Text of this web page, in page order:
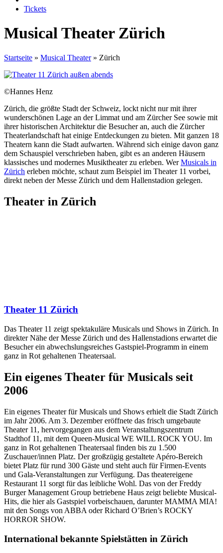
Tickets
Musical Theater Zürich
Startseite » Musical Theater» Zürich
©Hannes Henz
Zürich, die größte Stadt der Schweiz, lockt nicht nur mit ihrer
wunderschönen Lage an der Limmat und am Zürcher See sowie mit
ihrer historischen Architektur die Besucher an, auch die Zürcher
Theaterlandschaft hat einige Entdeckungen zu bieten. Mit ganzen 18
Theatern kann die Stadt aufwarten. Während sich einige davon ganz
dem Schauspiel verschrieben haben, gibt es an anderen Häusern
klassisches und modernes Musiktheater zu erleben. WerMusicals in
Zürich erleben möchte, schaut zum Beispiel im Theater 11 vorbei,
direkt neben der Messe Zürich und dem Hallenstadion gelegen.
Theater in Zürich
Theater 11 Zürich
Das Theater 11 zeigt spektakuläre Musicals und Shows in Zürich. In
direkter Nähe der Messe Zürich und des Hallenstadions erwartet die
Besucher ein abwechslungsreiches Gastspiel-Programm in einem
ganz in Rot gehaltenen Theatersaal.
Ein eigenes Theater für Musicals seit
2006
Ein eigenes Theater für Musicals und Shows erhielt die Stadt Zürich
im Jahr 2006. Am 3. Dezember eröffnete das frisch umgebaute
Theater 11, hervorgegangen aus dem Veranstaltungszentrum
Stadthof 11, mit dem Queen-Musical WE WILL ROCK YOU. Im
ganz in Rot gehaltenen Theatersaal finden bis zu 1.500
Zuschauer/innen Platz. Der großzügig gestaltete Apéro-Bereich
bietet Platz für rund 300 Gäste und steht auch für Firmen-Events
und Gala-Veranstaltungen zur Verfügung. Das theatereigene
Restaurant 11 sorgt für das leibliche Wohl. Das von der Freddy
Burger Management Group betriebene Haus zeigt beliebte Musical-
Hits, die hier als Gastspiel vorbeischauen, darunter MAMMA MIA!
mit den Songs von ABBA oder Richard O’Brien’s ROCKY
HORROR SHOW.
International bekannte Spielstätten in Zürich